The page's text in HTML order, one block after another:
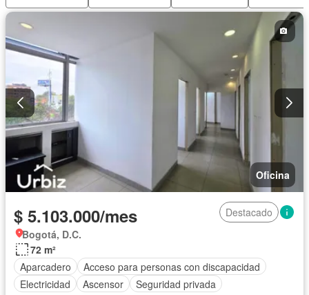
Oficina
$ 5.103.000/mes
Destacado
Bogotá, D.C.
72 m²
Aparcadero
Acceso para personas con discapacidad
Electricidad
Ascensor Seguridad privada